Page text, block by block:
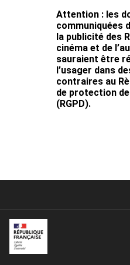
Attention : les
communiquées
la publicité des
cinéma et de
sauraient être
l’usager dans
contraires au
de protection
(RGPD).